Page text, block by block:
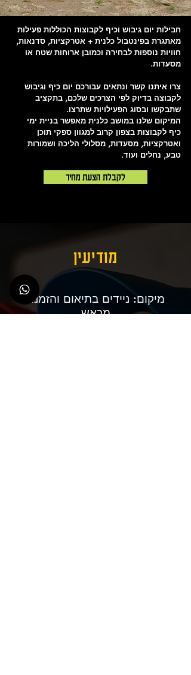
חבילות יום גיבוש וכיף לקבוצות הכוללות פעילות
מאתגרת בפינטבול כלנית + אטרקציות, סדנאות,
חוויות נוספות לבחירה וכמובן ארוחות שטח או
מסעדות.
צרו איתנו קשר ונתאים עבורכם יום כיף וגיבוש
לקבוצה בדיוק לפי הצרכים שלכם, בתקציב
שתבקשו ובסוג הפעילויות שתרצו.
המיקום שלנו במושב כלנית מאפשר בניית ימי
כיף לקבוצות בצפון קרוב למגוון ספקי תוכן
ואטרקציות, מסעדות, מסלולי הליכה ושמורות
טבע, נחלים ועוד.
לקבלת הצעת מחיר
מודיעין
מיקום: ניידים בתיאום והזמנה
מראש